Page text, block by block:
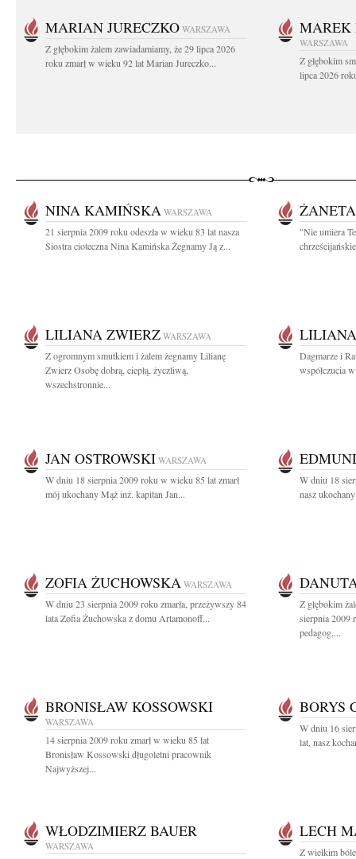
MARIAN JURECZKO WARSZAWA
Z głębokim żalem zawiadamiamy, że 29 lipca 2026
roku zmarł w wieku 92 lat Marian Jureczko...
MAREK
WARSZAWA
Z głębokim
lipca 2026
NINA KAMIŃSKA WARSZAWA
21 sierpnia 2009 roku odeszła w wieku 83 lat nasza
Siostra cioteczna Nina Kamińska Żegnamy Ją z...
"Nie umiera
LILIANA ZWIERZ WARSZAWA
Z ogromnym smutkiem i żalem żegnamy Lilianę
Zwierz Osobę dobrą, ciepłą, życzliwą,
wszechstronnie...
Dagmarze i
współczucia
JAN OSTROWSKI WARSZAWA
W dniu 18 sierpnia 2009 roku w wieku 85 lat zmarł
mój ukochany Mąż inż. kapitan Jan...
W dniu 18
nasz
ZOFIA ŻUCHOWSKA WARSZAWA
W dniu 23 sierpnia 2009 roku zmarła, przeżywszy 84
lata Zofia Żuchowska z domu Artamonoff...
Z głębokim
sierpnia 2009
pedagog,...
BRONISŁAW KOSSOWSKI
WARSZAWA
14 sierpnia 2009 roku zmarł w wieku 85 lat
Bronisław Kossowski długoletni pracownik
Najwyższej...
BORYS
W dniu 16
lat, nasz
WŁODZIMIERZ BAUER
WARSZAWA
LECH
Z wielkim